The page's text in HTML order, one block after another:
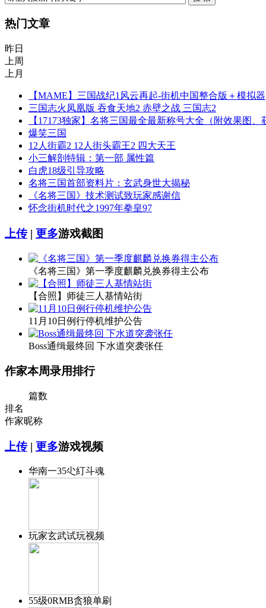
热门文章
昨日
上周
上月
【MAME】三国战纪1风云再起-街机中国整合版＋模拟器
三国志火凤凰版 吞食天地2 赤壁之战 三国志2
【17173独家】名将三国最全最新称号大全（附效果图、
爆笑三国
12人街霸2 12人街头霸王2 四大天王
小三解剖特辑：第一部 属性篇
白虎18级引导攻略
名将三国首部资料片：玄武身世大揭秘
《名将三国》技术测试致玩家感谢信
怀念街机时代之1997年拳皇97
上传| 更多游戏截图
《名将三国》第一季度麒麟兑换券得主公布
【合照】师徒三人基情站街
11月10日例行停机维护公告
Boss通缉最终回 下水道突袭张任
作家本周录用排行
篇数
排名
作家昵称
上传| 更多游戏视频
华南一35尐糽斗魂
玩家玄武试玩视频
55级0RMB贪狼单刷